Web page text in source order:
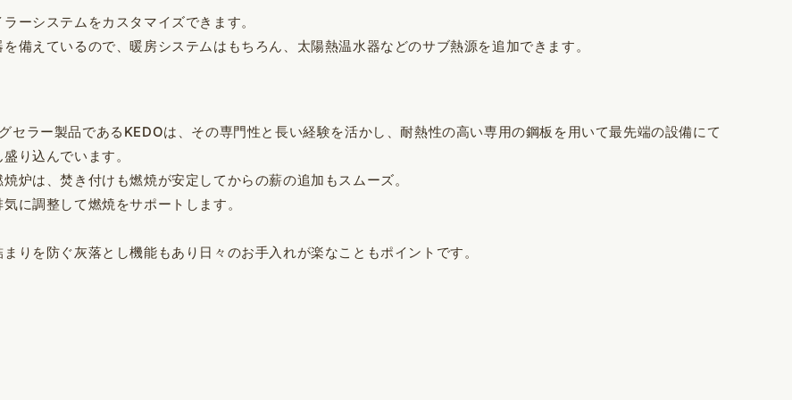
ーシステムをカスタマイズできます。
備えているので、暖房システムはもちろん、太陽熱温水器などのサブ熱源を追加できます。
ラー製品であるKEDOは、その専門性と長い経験を活かし、耐熱性の高い専用の鋼板を用いて最先端の設備にて
り込んでいます。
炉は、焚き付けも燃焼が安定してからの薪の追加もスムーズ。
に調整して燃焼をサポートします。
りを防ぐ灰落とし機能もあり日々のお手入れが楽なこともポイントです。